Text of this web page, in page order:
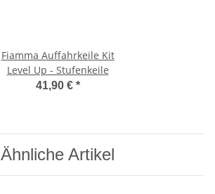
Fiamma Auffahrkeile Kit
Level Up - Stufenkeile
41,90 € *
Ähnliche Artikel